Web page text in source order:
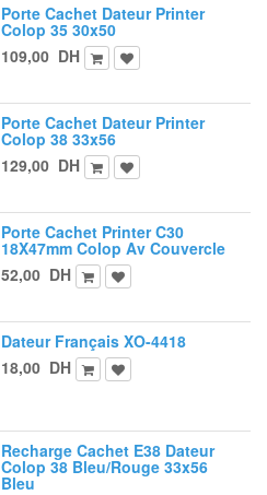
Porte Cachet Dateur Printer
Colop 35 30x50
109,00 DH
Porte Cachet Dateur Printer
Colop 38 33x56
129,00 DH
Porte Cachet Printer C30
18X47mm Colop Av Couvercle
52,00 DH
Dateur Français XO-4418
18,00 DH
Recharge Cachet E38 Dateur
Colop 38 Bleu/Rouge 33x56
Bleu